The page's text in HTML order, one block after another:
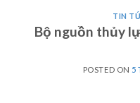
TIN
Bộ nguồn thủy
POSTED ON 5